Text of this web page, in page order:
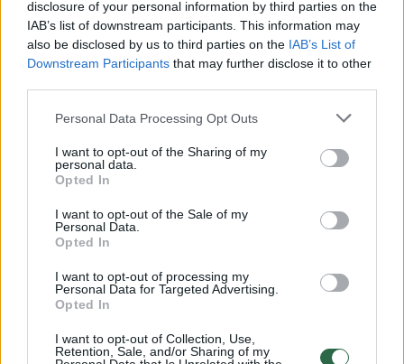
disclosure of your personal information by third parties on the
IAB’s list of downstream participants. This information may
also be disclosed by us to third parties on the IAB’s List of
Downstream Participants that may further disclose it to other
Personal Data Processing Opt Outs
I want to opt-out of the Sharing of my
personal data.
Opted In
I want to opt-out of the Sale of my
Personal Data.
Opted In
I want to opt-out of processing my
Personal Data for Targeted Advertising.
Opted In
I want to opt-out of Collection, Use,
Retention, Sale, and/or Sharing of my
Žiūrimiausi įrašai
Savaitės vidurys nusimato karštas: temperatūra kils iki
32 laipsnių šilumos
Žinios | Orai
Nufilmavo, kaip patvino Vilniaus Vakarinis aplinkkelis:
Žinios | Lietuvos diena